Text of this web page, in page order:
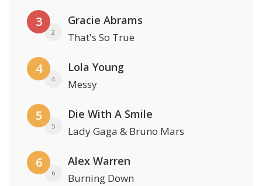
3
2
Gracie Abrams
That's So True
4
4
Lola Young
Messy
5
5
Die With A Smile
Lady Gaga & Bruno Mars
6
6
Alex Warren
Burning Down